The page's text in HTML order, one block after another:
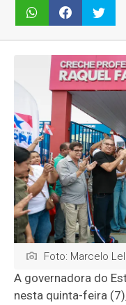
Foto: Marcelo
A governadora do
nesta quinta-feira